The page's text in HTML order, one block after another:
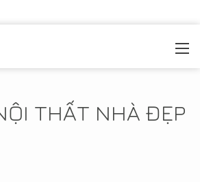
THẤT NHÀ ĐẸP